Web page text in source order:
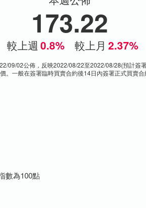
173.22
較上週 0.8% 較上月 2.37%
09/02公佈，反映2022/08/22至2022/08/28(預計簽
。一般在簽署臨時買賣合約後14日內簽署正式買賣合
數為100點